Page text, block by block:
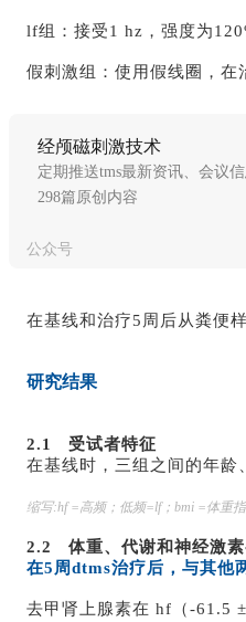
lf组：接受1 hz，强度为
假刺激组：使用假线圈，在
经颅磁刺激技术
定期推送tms最新资讯、会议
298篇原创内容
公众号
在基线和治疗5周后从粪便
研究结果
2.1 受试者特征
在基线时，三组之间的年
缩写:hf =高频；低频=lf；bmi =体重
2.2 体重、代谢和神经激素
在5周dtms治疗后，与其
去甲肾上腺素在 hf（-61.5